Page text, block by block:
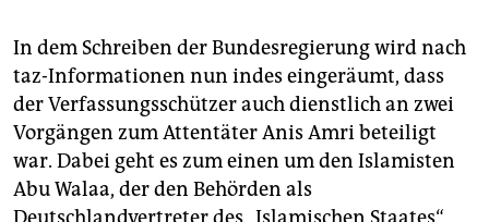
In dem Schreiben der Bundesregierung wird nach
taz-Informationen nun indes eingeräumt, dass
der Verfassungsschützer auch dienstlich an zwei
Vorgängen zum Attentäter Anis Amri beteiligt
war. Dabei geht es zum einen um den Islamisten
Abu Walaa, der den Behörden als